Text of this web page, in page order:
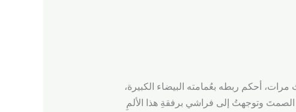
أحكم ربطه بعُمامته البيضاء الكبيرة،
وتوجهتُ إلى فراشي برفقةِ هذا الألمِ